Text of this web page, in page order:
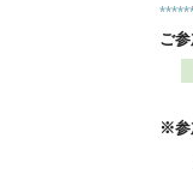
ご
※参